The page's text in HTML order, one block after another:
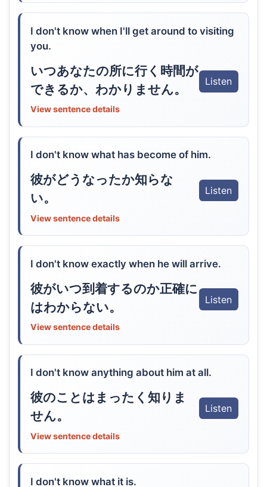
I don't know when I'll get around to visiting
you.
いつあなたの所に行く時間が
できるか、わかりません。
Listen
View sentence details
I don't know what has become of him.
彼がどうなったか知らな
い。
Listen
View sentence details
I don't know exactly when he will arrive.
彼がいつ到着するのか正確に
はわからない。
Listen
View sentence details
I don't know anything about him at all.
彼のことはまったく知りま
せん。
Listen
View sentence details
I don't know what it is.